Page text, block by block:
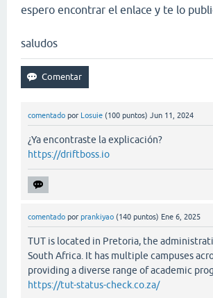
espero encontrar el enlace y te lo
saludos
comentado por Losuie (100 puntos) Jun 11, 2024
¿Ya encontraste la explicación?
https://driftboss.io
comentado por prankiyao (140 puntos) Ene 6, 2025
TUT is located in Pretoria, the
South Africa. It has multiple campuses
providing a diverse range of academic
https://tut-status-check.co.za/